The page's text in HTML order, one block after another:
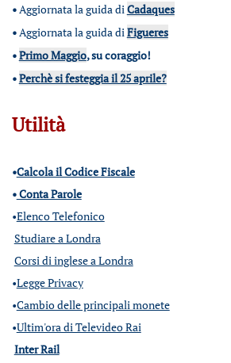
•Aggiornata la guida diCadaques
•Aggiornata la guida diFigueres
•Primo Maggio, su coraggio!
•Perchè si festeggia il 25 aprile?
Utilità
•Calcola il Codice Fiscale
•Conta Parole
•Elenco Telefonico
Studiare a Londra
Corsi di inglese a Londra
•Legge Privacy
•Cambio delle principali monete
•Ultim'ora di Televideo Rai
Inter Rail